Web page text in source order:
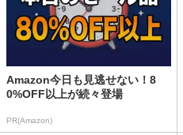
Amazon今日も見逃せない！8
0%OFF以上が続々登場
PR(Amazon)